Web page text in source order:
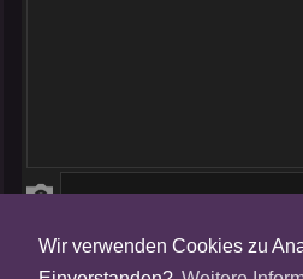
Wir verwenden Cookies zu